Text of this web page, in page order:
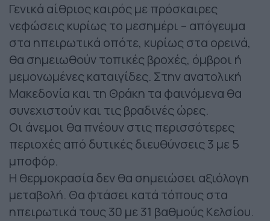
Γενικά αίθριος καιρός με πρόσκαιρες
νεφώσεις κυρίως το μεσημέρι – απόγευμα
στα ηπειρωτικά οπότε, κυρίως στα ορεινά,
θα σημειωθούν τοπικές βροχές, όμβροι ή
μεμονωμένες καταιγίδες. Στην ανατολική
Μακεδονία και τη Θράκη τα φαινόμενα θα
συνεχιστούν και τις βραδινές ώρες.
Οι άνεμοι θα πνέουν στις περισσότερες
περιοχές από δυτικές διευθύνσεις 3 με 5
μποφόρ.
Η θερμοκρασία δεν θα σημειώσει αξιόλογη
μεταβολή. Θα φτάσει κατά τόπους στα
ηπειρωτικά τους 30 με 31 βαθμούς Κελσίου.